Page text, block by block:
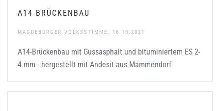
A14 BRÜCKENBAU
MAGDEBURGER VOLKSSTIMME: 16.10.2021
A14-Brückenbau mit Gussasphalt und bituminiertem ES 2-
4 mm - hergestellt mit Andesit aus Mammendorf